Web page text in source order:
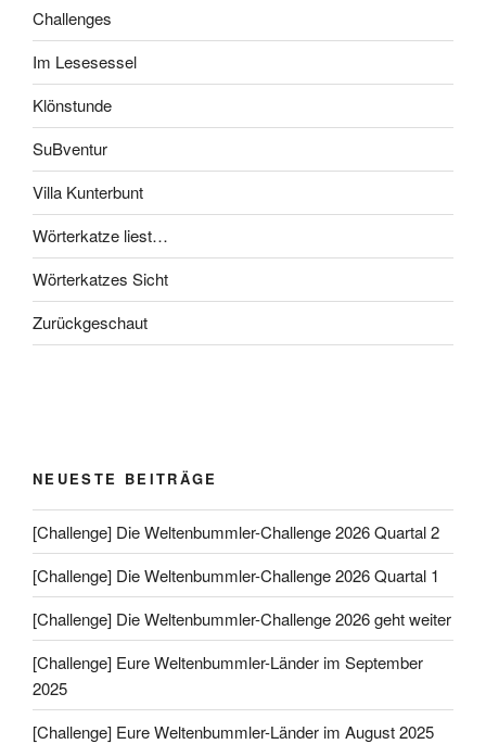
Challenges
Im Lesesessel
Klönstunde
SuBventur
Villa Kunterbunt
Wörterkatze liest…
Wörterkatzes Sicht
Zurückgeschaut
NEUESTE BEITRÄGE
[Challenge] Die Weltenbummler-Challenge 2026 Quartal 2
[Challenge] Die Weltenbummler-Challenge 2026 Quartal 1
[Challenge] Die Weltenbummler-Challenge 2026 geht weiter
[Challenge] Eure Weltenbummler-Länder im September
2025
[Challenge] Eure Weltenbummler-Länder im August 2025